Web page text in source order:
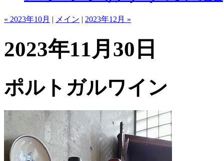
« 2023年10月 | メイン | 2023年12月 »
2023年11月30日
ポルトガルワイン